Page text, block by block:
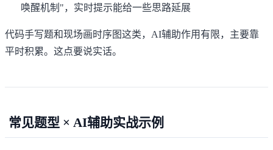
唤醒机制"，实时提示能给一些思路延展
代码手写题和现场画时序图这类，AI辅助作用有限，主要靠
平时积累。这点要说实话。
常见题型 × AI辅助实战示例